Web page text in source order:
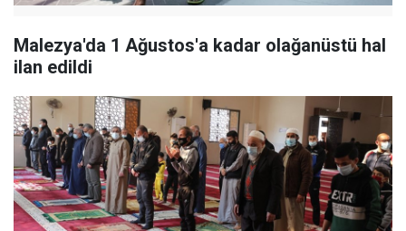
Malezya'da 1 Ağustos'a kadar olağanüstü hal
ilan edildi